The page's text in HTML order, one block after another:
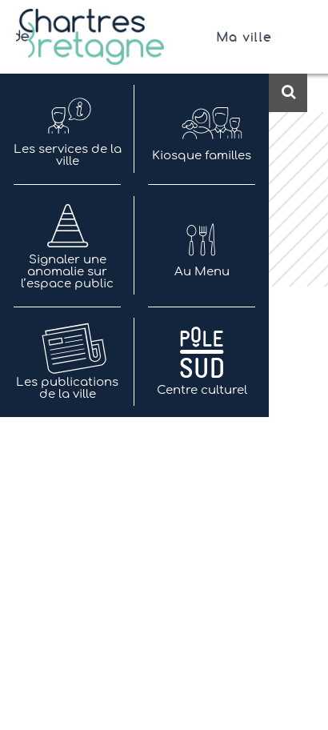
Aller
contenu
Bienvenue sur le site de la ville de Chartres
Ville Zéro phyto / 4 fleurs
Ma ville
Les services de la
ville
Kiosque familles
Signaler une
anomalie sur
l’espace public
Au Menu
Les publications
de la ville
Centre culturel